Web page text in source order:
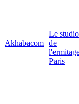
Akhabacom
Le studio
de
Paris